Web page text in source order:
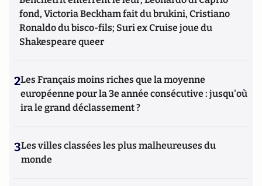
fond, Victoria Beckham fait du brukini, Cristiano
Ronaldo du bisco-fils; Suri ex Cruise joue du
Shakespeare queer
2Les Français moins riches que la moyenne
européenne pour la 3e année consécutive : jusqu'où
ira le grand déclassement ?
3Les villes classées les plus malheureuses du
monde